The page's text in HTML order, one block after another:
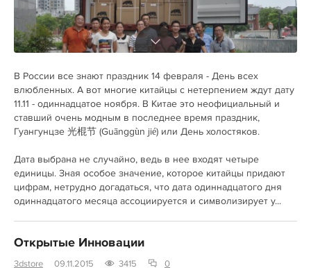
В России все знают праздник 14 февраля - День всех
влюбленных. А вот многие китайцы с нетерпением ждут дату
11.11 - одиннадцатое ноября. В Китае это неофициальный и
ставший очень модным в последнее время праздник,
Гуангунцзе 光棍节 (Guānggùn jié) или День холостяков.
Дата выбрана не случайно, ведь в нее входят четыре
единицы. Зная особое значение, которое китайцы придают
цифрам, нетрудно догадаться, что дата одиннадцатого дня
одиннадцатого месяца ассоциируется и символизирует у...
Открытые Инновации
3dstore 09.11.2015 3415 0